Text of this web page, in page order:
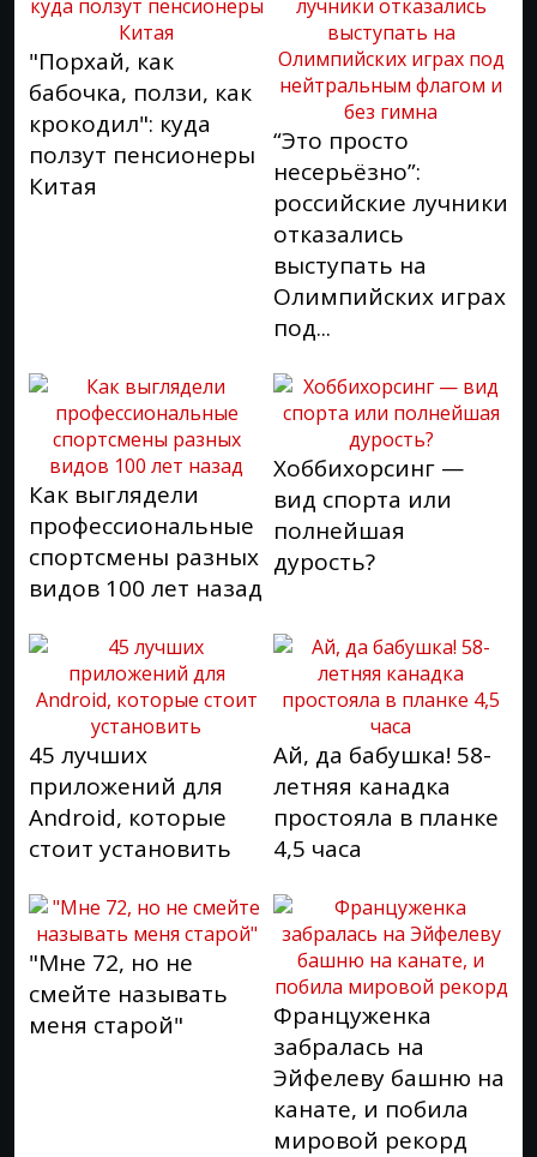
"Порхай, как
бабочка, ползи, как
крокодил": куда
ползут пенсионеры
Китая
“Это просто
несерьёзно”:
российские лучники
отказались
выступать на
Олимпийских играх
под...
Как выглядели
профессиональные
спортсмены разных
видов 100 лет назад
Хоббихорсинг —
вид спорта или
полнейшая
дурость?
45 лучших
приложений для
Android, которые
стоит установить
Ай, да бабушка! 58-
летняя канадка
простояла в планке
4,5 часа
"Мне 72, но не
смейте называть
меня старой"
Француженка
забралась на
Эйфелеву башню на
канате, и побила
мировой рекорд